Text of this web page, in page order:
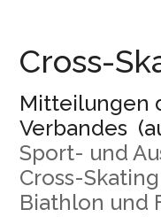
Cross-
Mitteilungen
Verbandes
Sport- und
Cross-
Biathlon und